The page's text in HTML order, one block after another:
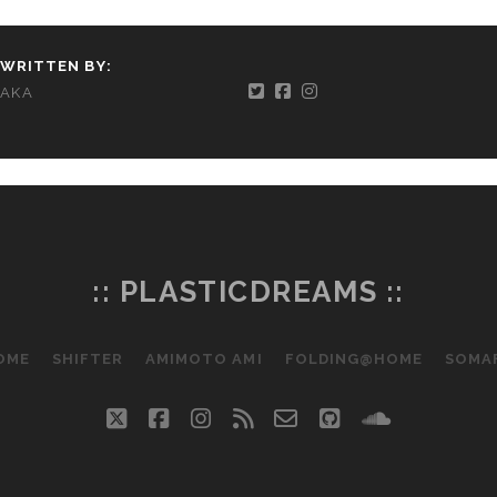
WRITTEN BY:
AKA
:: PLASTICDREAMS ::
SHIFTER AMIMOTO AMI FOLDING@HOME
twitterfacebookinstagram
rss email-github